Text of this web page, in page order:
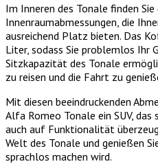
Im Inneren des Tonale finden
Innenraumabmessungen, die
ausreichend Platz bieten. Das
Liter, sodass Sie problemlos Ihr
Sitzkapazität des Tonale
zu reisen und die Fahrt zu
Mit diesen beeindruckenden
Alfa Romeo Tonale ein SUV,
auch auf Funktionalität
Welt des Tonale und genießen
sprachlos machen wird.